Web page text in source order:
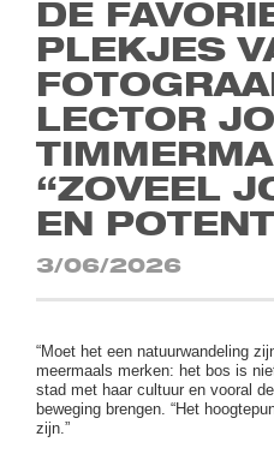
DE
PLEKJES
LECTOR
“ZOVEEL
EN
3/06/2026
“Moet het een natuurwandeling
meermaals merken: het bos is
stad met haar cultuur en vooral
beweging brengen. “Het
zijn.”